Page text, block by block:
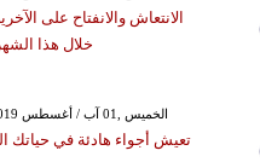
الانتعاش والانفتاح على
خلال هذا الشهر
GMT 09:52 2019 الخميس ,01 آب / أغسطس
تعيش أجواء هادئة في حياتك